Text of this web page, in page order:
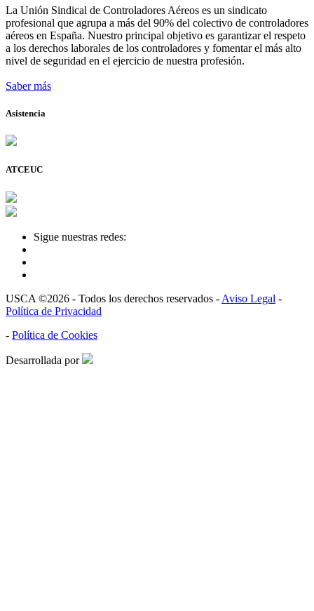
La Unión Sindical de Controladores Aéreos es un sindicato
profesional que agrupa a más del 90% del colectivo de controladores
aéreos en España. Nuestro principal objetivo es garantizar el respeto
a los derechos laborales de los controladores y fomentar el más alto
nivel de seguridad en el ejercicio de nuestra profesión.
Saber más
Asistencia
ATCEUC
Sigue nuestras redes:
USCA ©2026 - Todos los derechos reservados - Aviso Legal -
Política de Privacidad
- Política de Cookies
Desarrollada por